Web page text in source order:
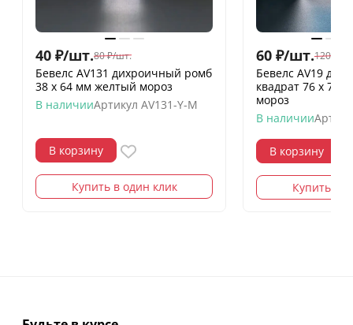
40 ₽/шт.80 ₽/шт.
Бевелс AV131 дихроичный ромб
38 х 64 мм желтый мороз
В наличииАртикул AV131-Y-M
В корзину
Купить в один клик
60 ₽/шт.120
Бевелс AV19
квадрат 76 х 76
мороз
В наличии
В корзину
Купить в